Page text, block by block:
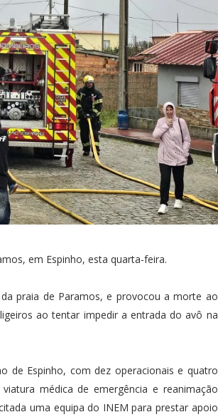
em Espinho, esta quarta-feira.
praia de Paramos, e provocou a morte ao
ao tentar impedir a entrada do avô na
de Espinho, com dez operacionais e quatro
médica de emergência e reanimação
uma equipa do INEM para prestar apoio